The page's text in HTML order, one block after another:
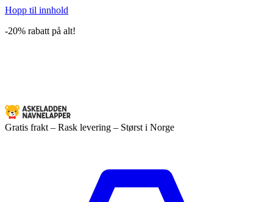
Hopp til innhold
-20% rabatt på alt!
Gratis frakt – Rask levering – Størst i Norge